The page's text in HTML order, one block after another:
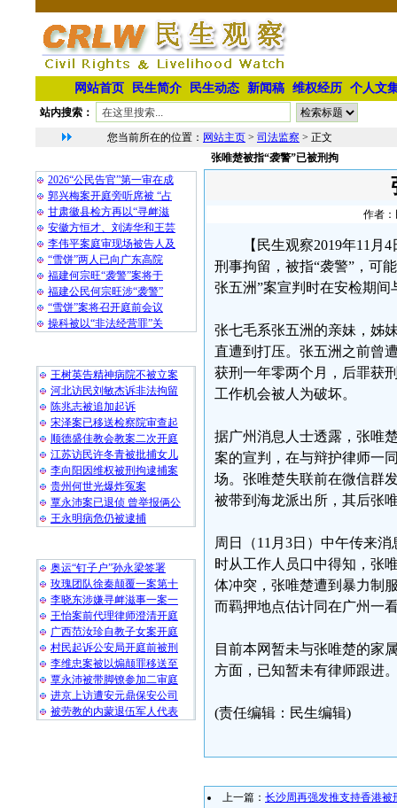
网站首页 民生简介 民生动态 新闻稿 维权经历 个人文
站内搜索：
您当前所在的位置： 网站主页 > 司法监察 > 正文
2026“公民告官”第一审在成
郭兴梅案开庭旁听席被 “占
甘肃徽县检方再以“寻衅滋
安徽方恒才、刘涛华和王芸
李伟平案庭审现场被告人及
“雪饼”两人已向广东高院
福建何宗旺“袭警”案将于
福建公民何宗旺涉“袭警”
“雪饼”案将召开庭前会议
操科被以“非法经营罪”关
王树英告精神病院不被立案
河北访民刘敏杰诉非法拘留
陈兆志被追加起诉
宋泽案已移送检察院审查起
顺德盛佳教会教案二次开庭
江苏访民许冬青被批捕女儿
李向阳因维权被刑拘逮捕案
贵州何世光爆炸冤案
覃永沛案已退侦 曾举报俩公
王永明病危仍被逮捕
奥运“钉子户”孙永梁签署
玫瑰团队徐秦颠覆一案第十
李晓东涉嫌寻衅滋事一案一
王怡案前代理律师澄清开庭
广西范汝珍自教子女案开庭
村民起诉公安局开庭前被刑
李维忠案被以煽颠罪移送至
覃永沛被带脚镣参加二审庭
进京上访遭安元鼎保安公司
被劳教的内蒙退伍军人代表
张唯楚被指“袭警”已被刑拘
作者：
【民生观察2019年11
刑事拘留，被指“袭警”，可
张五洲”案宣判时在安检期
张七毛系张五洲的亲妹，姊
直遭到打压。张五洲之前曾
获刑一年零两个月，后罪获
工作机会被人为破坏。
据广州消息人士透露，张唯
案的宣判，在与辩护律师一
场。张唯楚失联前在微信群
被带到海龙派出所，其后张
周日（11月3日）中午传来
时从工作人员口中得知，张
体冲突，张唯楚遭到暴力制
而羁押地点估计同在广州一
目前本网暂未与张唯楚的家
方面，已知暂未有律师跟进
(责任编辑：民生编辑)
上一篇： 长沙周再强发推支持香港被